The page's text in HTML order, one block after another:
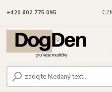
+420 602 775 095